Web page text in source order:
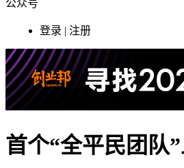
公众号
登录 | 注册
首个“全平民团队